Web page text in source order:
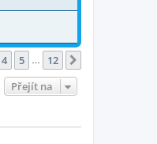
4 5 12
Přejít na